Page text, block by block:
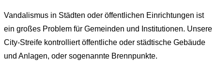
Vandalismus in Städten oder öffentlichen Einrichtungen ist
ein großes Problem für Gemeinden und Institutionen. Unsere
City-Streife kontrolliert öffentliche oder städtische Gebäude
und Anlagen, oder sogenannte Brennpunkte.